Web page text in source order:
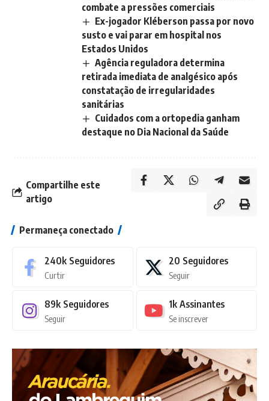
combate a pressões comerciais
Ex-jogador Kléberson passa por novo
susto e vai parar em hospital nos
Estados Unidos
Agência reguladora determina
retirada imediata de analgésico após
constatação de irregularidades
sanitárias
Cuidados com a ortopedia ganham
destaque no Dia Nacional da Saúde
Compartilhe este
artigo
Permaneça conectado
240k Seguidores
Curtir
20 Seguidores
Seguir
89k Seguidores
Seguir
1k Assinantes
Se inscrever